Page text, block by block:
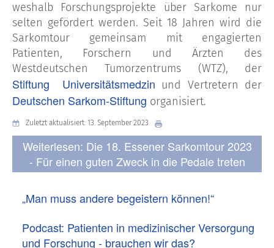
weshalb Forschungsprojekte über Sarkome nur
selten gefördert werden. Seit 18 Jahren wird die
Sarkomtour gemeinsam mit engagierten
Patienten, Forschern und Ärzten des
Westdeutschen Tumorzentrums (WTZ), der
Stiftung Universitätsmedzin und Vertretern der
Deutschen Sarkom-Stiftung organisiert.
Zuletzt aktualisiert: 13. September 2023
Weiterlesen: Die 18. Essener Sarkomtour 2023
- Für einen guten Zweck in die Pedale treten
„Man muss andere begeistern können!“
Podcast: Patienten in medizinischer Versorgung
und Forschung - brauchen wir das?